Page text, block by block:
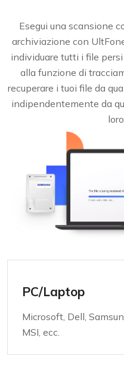
Esegui una scansione
archiviazione con
individuare tutti i file
alla funzione di
recuperare i tuoi file da
indipendentemente da
PC/Laptop
Microsoft, Dell,
MSI, ecc.